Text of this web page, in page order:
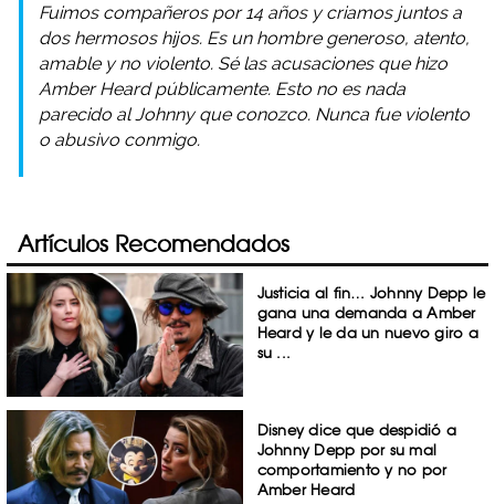
Fuimos compañeros por 14 años y criamos juntos a
dos hermosos hijos. Es un hombre generoso, atento,
amable y no violento. Sé las acusaciones que hizo
Amber Heard públicamente. Esto no es nada
parecido al Johnny que conozco. Nunca fue violento
o abusivo conmigo.
Artículos Recomendados
Justicia al fin… Johnny Depp le
gana una demanda a Amber
Heard y le da un nuevo giro a
su ...
Disney dice que despidió a
Johnny Depp por su mal
comportamiento y no por
Amber Heard